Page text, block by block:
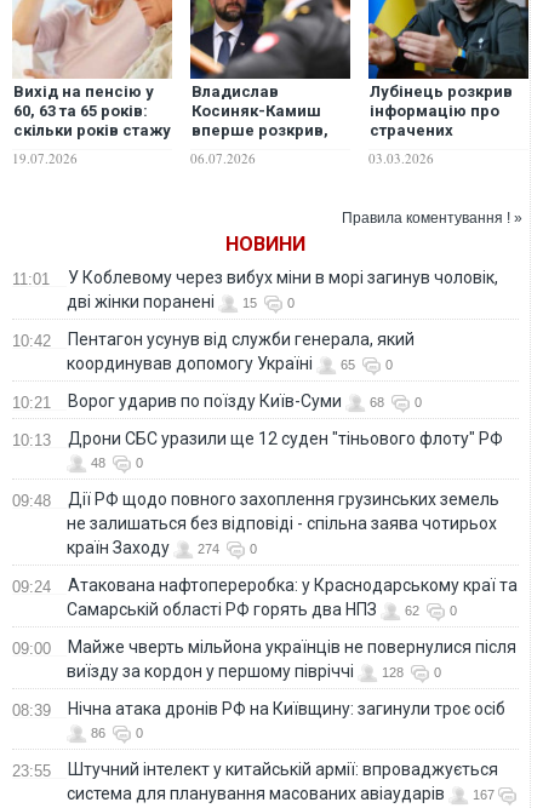
Вихід на пенсію у
60, 63 та 65 років:
скільки років стажу
українцям у 2026–
19.07.2026
Владислав
Косиняк-Камиш
вперше розкрив,
витратила на
06.07.2026
Лубінець розкрив
інформацію про
страчених
військовополонених
03.03.2026
Правила коментування ! »
НОВИНИ
11:01
У Коблевому через вибух міни в морі загинув чоловік,
дві жінки поранені
15 0
10:42
Пентагон усунув від служби генерала, який
координував допомогу Україні
65 0
10:21 Ворог ударив по поїзду Київ-Суми 68 0
10:13 Дрони СБС уразили ще 12 суден "тіньового флоту" РФ
48 0
09:48
Дії РФ щодо повного захоплення грузинських земель
не залишаться без відповіді - спільна заява чотирьох
країн Заходу
274 0
09:24
Атакована нафтопереробка: у Краснодарському краї та
Самарській області РФ горять два НПЗ
62 0
09:00
Майже чверть мільйона українців не повернулися після
виїзду за кордон у першому півріччі
128 0
08:39 Нічна атака дронів РФ на Київщину: загинули троє осіб
86 0
23:55
Штучний інтелект у китайській армії: впроваджується
система для планування масованих авіаударів
167